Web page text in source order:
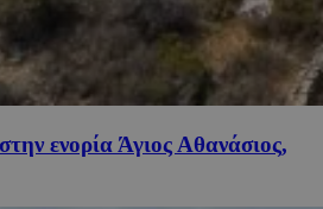
ενορία Άγιος Αθανάσιος,